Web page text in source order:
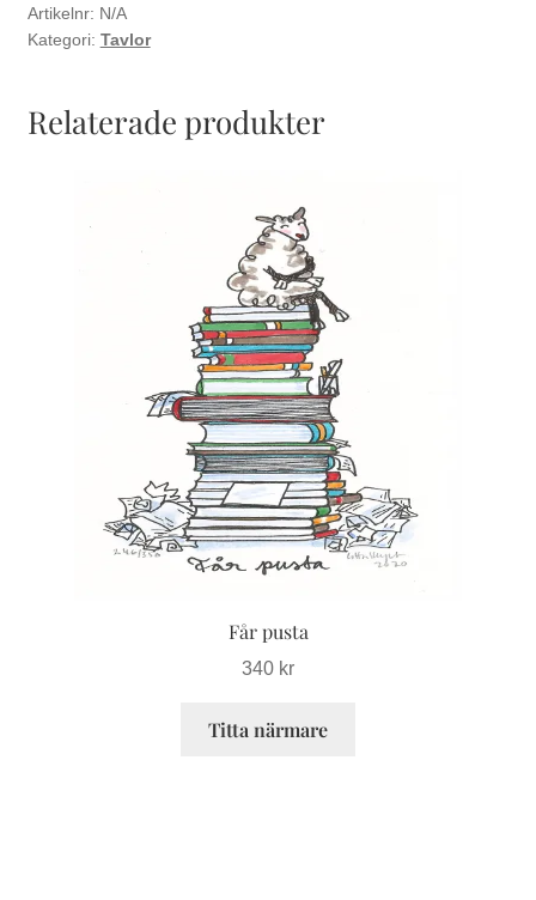
Artikelnr: N/A
Kategori: Tavlor
Relaterade produkter
Får pusta
340 kr
Titta närmare
här
produkten
har
flera
varianter.
De
olika
alternativen
kan
väljas
på
produktsidan